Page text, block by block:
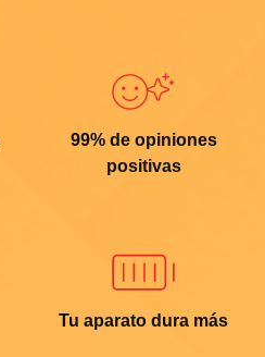
99% de opiniones
positivas
Tu aparato dura más